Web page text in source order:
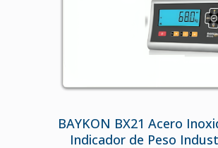
BAYKON BX21 Acero
Indicador de Peso